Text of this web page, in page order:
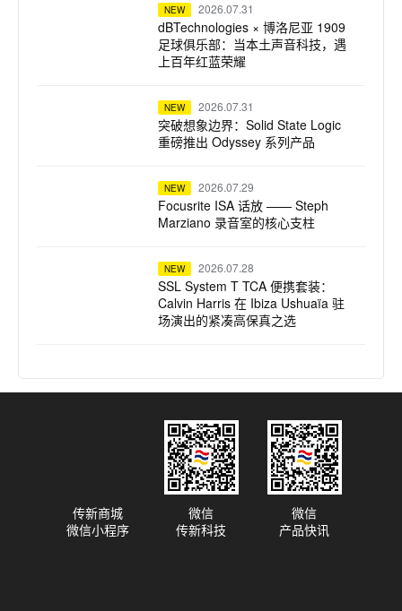
NEW 2026.07.31
dBTechnologies × 博洛尼亚 1909
足球俱乐部：当本土声音科技，遇
上百年红蓝荣耀
NEW 2026.07.31
突破想象边界：Solid State Logic
重磅推出 Odyssey 系列产品
NEW 2026.07.29
Focusrite ISA 话放 —— Steph
Marziano 录音室的核心支柱
NEW 2026.07.28
SSL System T TCA 便携套装：
Calvin Harris 在 Ibiza Ushuaïa 驻
场演出的紧凑高保真之选
dBTechnologies 声震迈阿密：为
NEW 2026.07.22
Harrison 32Classic 调音台：为牛
津大学全新录音综合体注入纯正模
拟之魂
传新商城
微信小程序
微信
传新科技
微信
产品快讯